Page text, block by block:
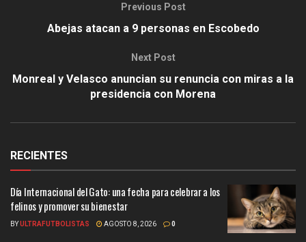
Previous Post
Abejas atacan a 9 personas en Escobedo
Next Post
Monreal y Velasco anuncian su renuncia con miras a la
presidencia con Morena
RECIENTES
Día Internacional del Gato: una fecha para celebrar a los
felinos y promover su bienestar
BYULTRAFUTBOLISTAS AGOSTO 8, 2026 0